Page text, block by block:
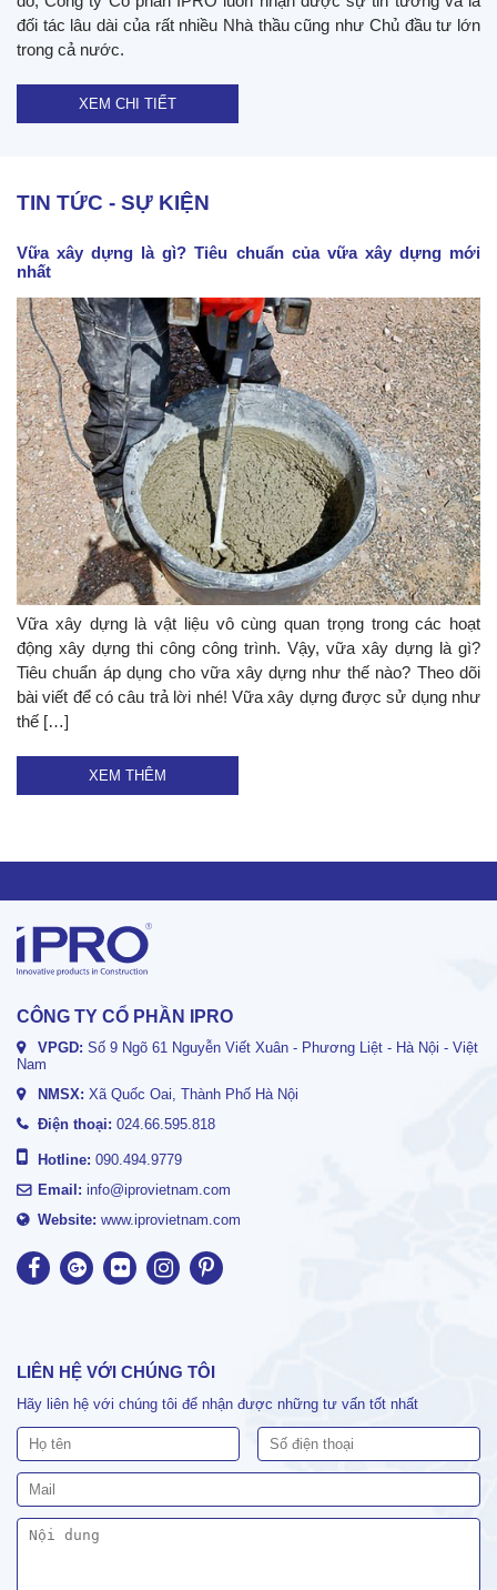
đối tác lâu dài của rất nhiều Nhà thầu cũng như Chủ đầu tư lớn
trong cả nước.
XEM CHI TIẾT
TIN TỨC - SỰ KIỆN
Vữa xây dựng là gì? Tiêu chuẩn của vữa xây dựng mới
nhất
Vữa xây dựng là vật liệu vô cùng quan trọng trong các hoạt
động xây dựng thi công công trình. Vậy, vữa xây dựng là gì?
Tiêu chuẩn áp dụng cho vữa xây dựng như thế nào? Theo dõi
bài viết để có câu trả lời nhé! Vữa xây dựng được sử dụng như
thế […]
XEM THÊM
CÔNG TY CỔ PHẦN IPRO
VPGD: Số 9 Ngõ 61 Nguyễn Viết Xuân - Phương Liệt - Hà Nội - Việt
Nam
NMSX: Xã Quốc Oai, Thành Phố Hà Nội
Điện thoại: 024.66.595.818
Hotline: 090.494.9779
Email: info@iprovietnam.com
Website: www.iprovietnam.com
LIÊN HỆ VỚI CHÚNG TÔI
Hãy liên hệ với chúng tôi để nhận được những tư vấn tốt nhất